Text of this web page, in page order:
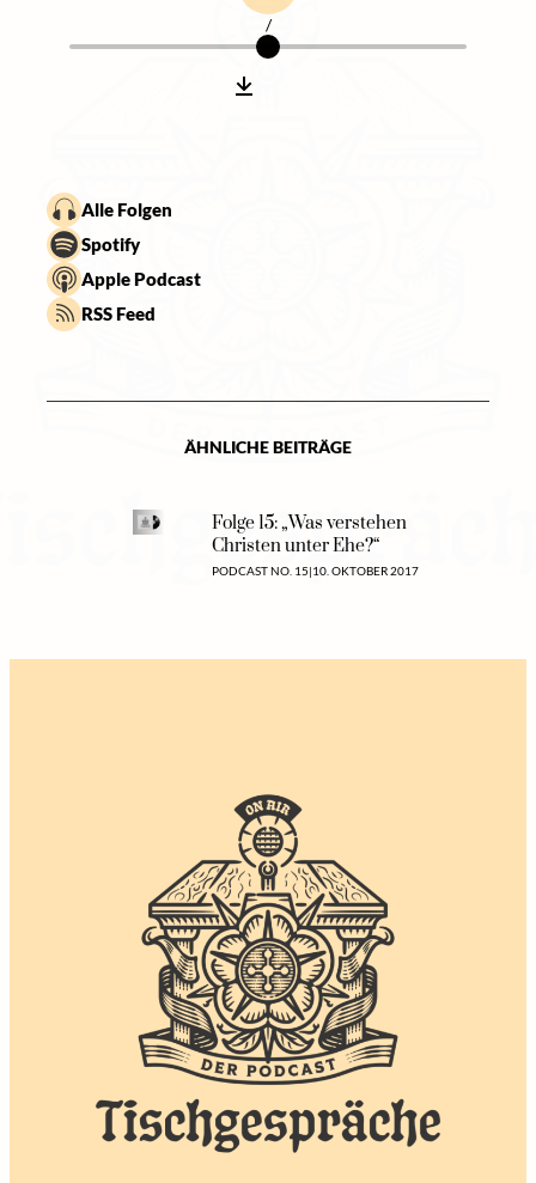
/
Alle Folgen
Spotify
Apple Podcast
RSS Feed
ÄHNLICHE BEITRÄGE
Folge 15: „Was verstehen
Christen unter Ehe?“
PODCAST NO. 15|10. OKTOBER 2017